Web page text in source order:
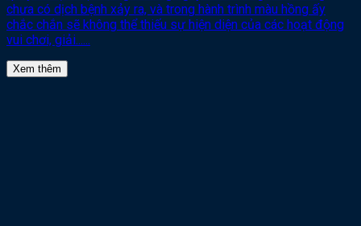
chưa có dịch bệnh xảy ra, và trong hành trình màu hồng ấy
chắc chắn sẽ không thể thiếu sự hiện diện của các hoạt động
vui chơi, giải......
Xem thêm